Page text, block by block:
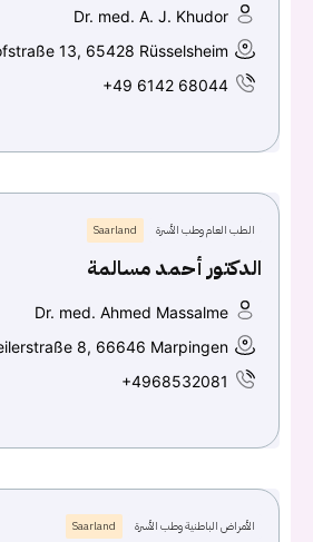
Facebook
with Google
Dr. med. A. J. Khudor
13, 65428 Rüsselsheim
+49 6142 68044
الطب العام وطب الأسرة Saarland
الدكتور أحمد مسالمة
Dr. med. Ahmed Massalme
8, 66646 Marpingen
+4968532081
الأمراض الباطنية وطب الأسرة Saarland